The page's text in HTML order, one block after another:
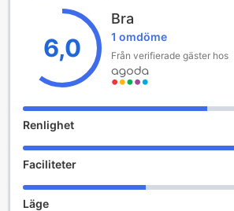
6,0
Bra
1 omdöme
Från verifierade gäster hos
Renlighet
Faciliteter
Läge